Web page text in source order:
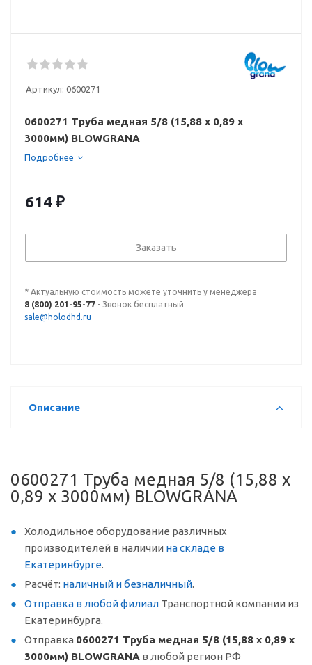
Артикул: 0600271
0600271 Труба медная 5/8 (15,88 х 0,89 x
3000мм) BLOWGRANA
Подробнее
614 ₽
Заказать
* Актуальную стоимость можете уточнить у менеджера
8 (800) 201-95-77 - Звонок бесплатный
sale@holodhd.ru
Описание
0600271 Труба медная 5/8 (15,88 х
0,89 x 3000мм) BLOWGRANA
Холодильное оборудование различных
производителей в наличии на складе в
Екатеринбурге.
Расчёт: наличный и безналичный.
Отправка в любой филиал Транспортной компании из
Екатеринбурга.
Отправка 0600271 Труба медная 5/8 (15,88 х 0,89 x
3000мм) BLOWGRANA в любой регион РФ